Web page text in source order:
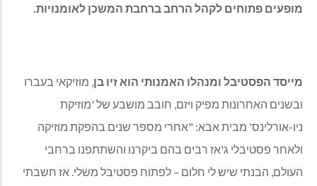
מופעים פתוחים לקהל הרחב ברחבת המשכן לאומנויות.
מייסד הפסטיבל ומנהלו האמנותי הוא זיו בן, מוזיקאי בעברו
ובשנים האחרונות מפיק ויזם, חובב מושבע של 'מוזיקת
ניו-אורלינס' מבית אבא: "אחרי מספר שנים בהפקת מוזיקה
ולאחר פסטיבלי ג'אז רבים בהם ביקרנו והשתתפנו ברחבי
העולם, הבנתי שיש לי חלום – לפתוח פסטיבל משלי. אז חשבתי